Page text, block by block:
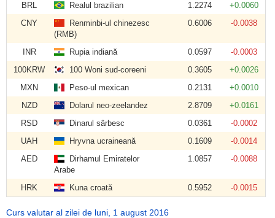
BRL
Realul brazilian 1.2274
+0.0060
CNY
Renminbi-ul chinezesc
(RMB)
0.6006 -0.0038
INR Rupia indiană 0.0597
-0.0003
100KRW
100 Woni sud-coreeni 0.3605
+0.0026
MXN
Peso-ul mexican 0.2131
+0.0010
NZD
Dolarul neo-zeelandez 2.8709
+0.0161
RSD
Dinarul sârbesc 0.0361
-0.0002
UAH
Hryvna ucraineană 0.1609
-0.0014
AED
Dirhamul Emiratelor
Arabe
1.0857 -0.0088
HRK Kuna croată 0.5952 -0.0015
Curs valutar al zilei de luni, 1 august 2016